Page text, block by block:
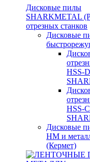
Дисковые пилы
SHARKMETAL
отрезных станков
Дисковые
HSS-
HSS-
Дисковые
НМ и
(Кермет)